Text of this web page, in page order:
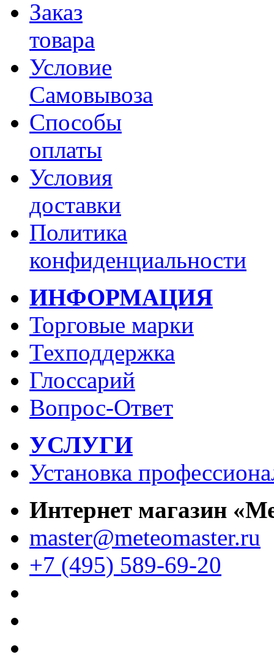
Заказ
товара
Условие
Самовывоза
Способы
оплаты
Условия
доставки
Политика
конфиденциальности
ИНФОРМАЦИЯ
Торговые марки
Техподдержка
Глоссарий
Вопрос-Ответ
УСЛУГИ
Установка
Интернет магазин
master@meteomaster.ru
+7 (495) 589-69-20